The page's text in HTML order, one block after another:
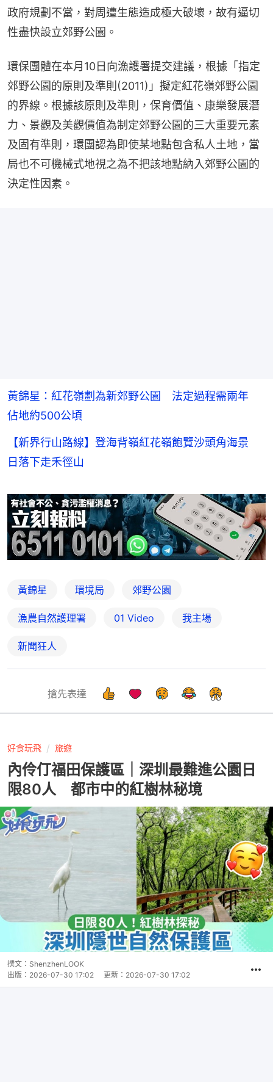
政府規劃不當，對周遭生態造成極大破壞，故有逼切
性盡快設立郊野公園。
環保團體在本月10日向漁護署提交建議，根據「指定
郊野公園的原則及準則(2011)」擬定紅花嶺郊野公園
的界線。根據該原則及準則，保育價值、康樂發展潛
力、景觀及美觀價值為制定郊野公園的三大重要元素
及固有準則，環團認為即使某地點包含私人土地，當
局也不可機械式地視之為不把該地點納入郊野公園的
決定性因素。
黃錦星：紅花嶺劃為新郊野公園 法定過程需兩年
佔地約500公頃
【新界行山路線】登海背嶺紅花嶺飽覽沙頭角海景
日落下走禾徑山
黃錦星 環境局 郊野公園
漁農自然護理署 01 Video 我主場
新聞狂人
搶先表達
好食玩飛 旅遊
內伶仃福田保護區｜深圳最難進公園日
限80人 都市中的紅樹林秘境
撰文： ShenzhenLOOK
出版： 2026-07-30 17:02 更新： 2026-07-30 17:02